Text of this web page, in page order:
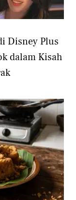
Disney Plus
dalam Kisah